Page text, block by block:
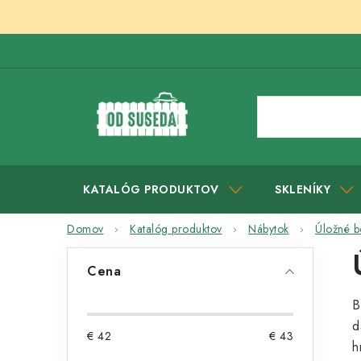
KATALÓG PRODUKTOV SKLENÍKY
Domov Katalóg produktov Nábytok Úložné
Cena
€ 42 € 43